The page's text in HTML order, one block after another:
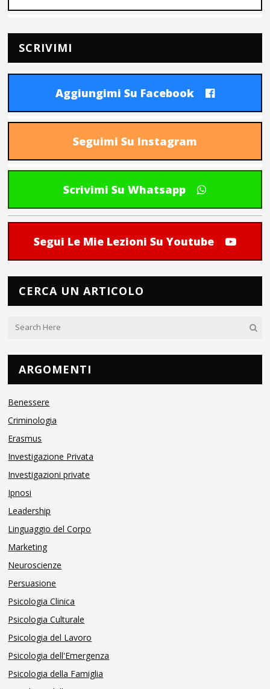
SCRIVIMI
Aggiungimi Su Facebook
Seguimi Su Instagram
Scrivimi Su Whatsapp
Segui Le Mie Lezioni Su Youtube
CERCA UN ARTICOLO
ARGOMENTI
Benessere
Criminologia
Erasmus
Investigazione Privata
Investigazioni private
Ipnosi
Leadership
Linguaggio del Corpo
Marketing
Neuroscienze
Persuasione
Psicologia Clinica
Psicologia Culturale
Psicologia del Lavoro
Psicologia dell'Emergenza
Psicologia della Famiglia